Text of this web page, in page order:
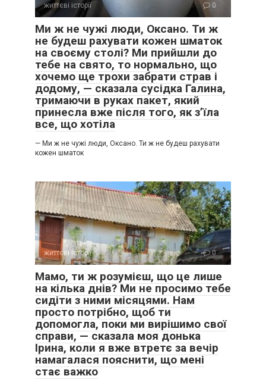
життєві історії 0
Ми ж не чужі люди, Оксано. Ти ж
не будеш рахувати кожен шматок
на своєму столі? Ми прийшли до
тебе на свято, то нормально, що
хочемо ще трохи забрати страв і
додому, — сказала сусідка Галина,
тримаючи в руках пакет, який
принесла вже після того, як з’їла
все, що хотіла
— Ми ж не чужі люди, Оксано. Ти ж не будеш рахувати
кожен шматок
життєві історії 0
Мамо, ти ж розумієш, що це лише
на кілька днів? Ми не просимо тебе
сидіти з ними місяцями. Нам
просто потрібно, щоб ти
допомогла, поки ми вирішимо свої
справи, — сказала моя донька
Ірина, коли я вже втретє за вечір
намагалася пояснити, що мені
стає важко